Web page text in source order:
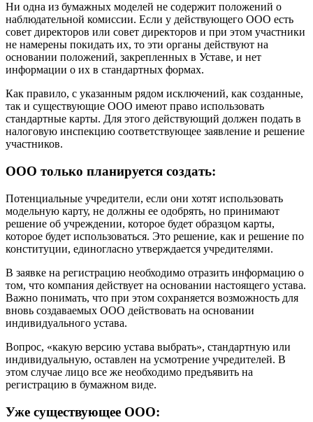
Ни одна из бумажных моделей не содержит положений о
наблюдательной комиссии. Если у действующего ООО есть
совет директоров или совет директоров и при этом участники
не намерены покидать их, то эти органы действуют на
основании положений, закрепленных в Уставе, и нет
информации о их в стандартных формах.
Как правило, с указанным рядом исключений, как созданные,
так и существующие ООО имеют право использовать
стандартные карты. Для этого действующий должен подать в
налоговую инспекцию соответствующее заявление и решение
участников.
ООО только планируется создать:
Потенциальные учредители, если они хотят использовать
модельную карту, не должны ее одобрять, но принимают
решение об учреждении, которое будет образцом карты,
которое будет использоваться. Это решение, как и решение по
конституции, единогласно утверждается учредителями.
В заявке на регистрацию необходимо отразить информацию о
том, что компания действует на основании настоящего устава.
Важно понимать, что при этом сохраняется возможность для
вновь создаваемых ООО действовать на основании
индивидуального устава.
Вопрос, «какую версию устава выбрать», стандартную или
индивидуальную, оставлен на усмотрение учредителей. В
этом случае лицо все же необходимо предъявить на
регистрацию в бумажном виде.
Уже существующее ООО: